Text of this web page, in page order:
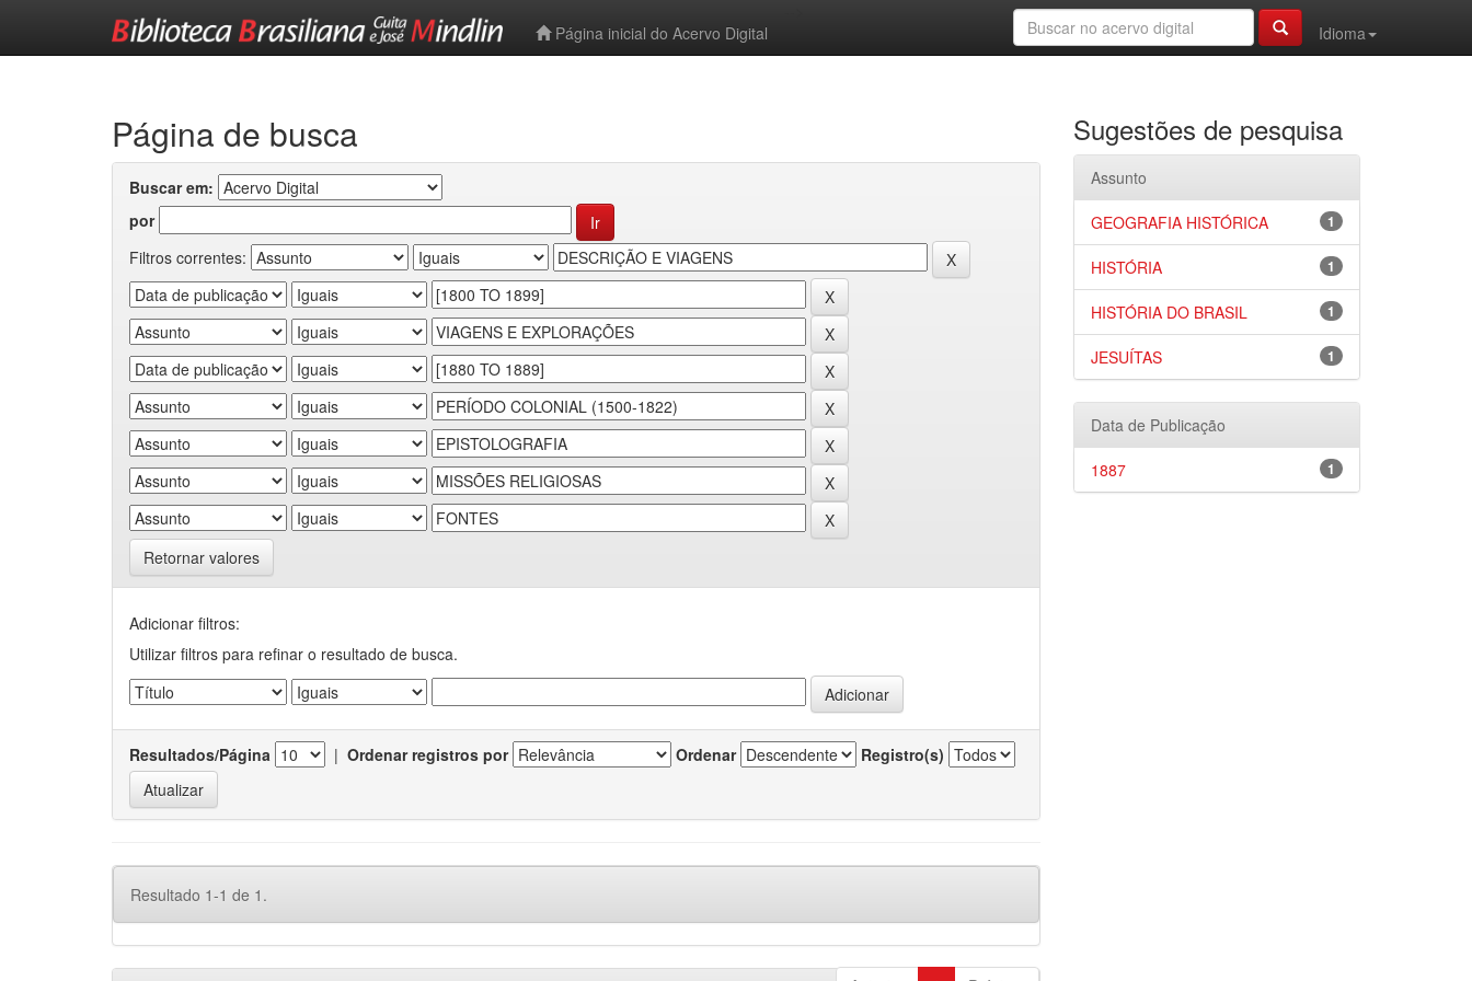
Página inicial do Acervo Digital
Idioma
Página de busca
Buscar em:
por
Filtros correntes:
Retornar valores
Adicionar filtros:
Utilizar filtros para refinar o resultado de busca.
Resultados/Página | Ordenar registros por Ordenar Registro(s)
Resultado 1-1 de 1.
Sugestões de pesquisa
Assunto
1
GEOGRAFIA HISTÓRICA
1
HISTÓRIA
1
HISTÓRIA DO BRASIL
1
JESUÍTAS
Data de Publicação
1
1887